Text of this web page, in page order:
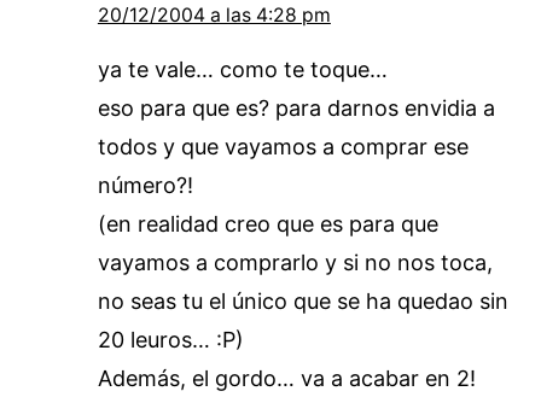
20/12/2004 a las 4:28 pm
ya te vale… como te toque…
eso para que es? para darnos envidia a
todos y que vayamos a comprar ese
número?!
(en realidad creo que es para que
vayamos a comprarlo y si no nos toca,
no seas tu el único que se ha quedao sin
20 leuros… :P)
Además, el gordo… va a acabar en 2!